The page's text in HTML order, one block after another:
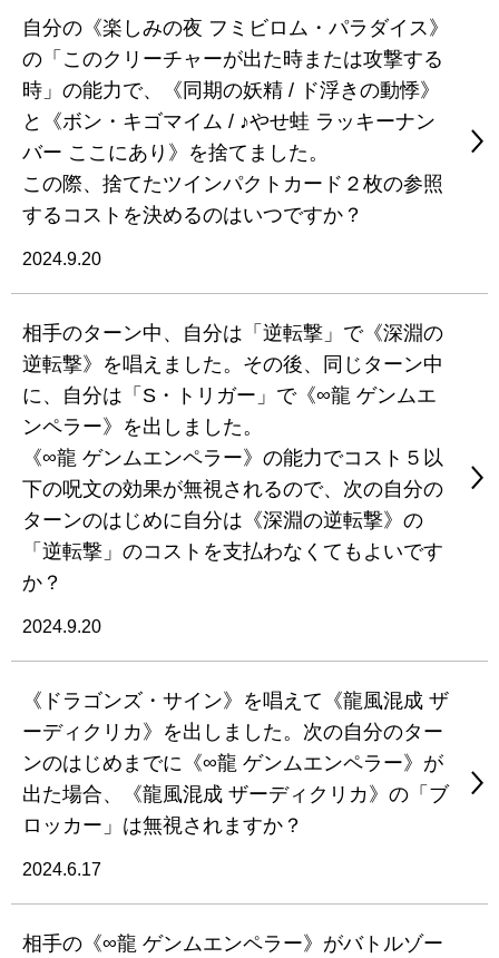
自分の《楽しみの夜 フミビロム・パラダイス》
の「このクリーチャーが出た時または攻撃する
時」の能力で、《同期の妖精 / ド浮きの動悸》
と《ボン・キゴマイム / ♪やせ蛙 ラッキーナン
バー ここにあり》を捨てました。
この際、捨てたツインパクトカード２枚の参照
するコストを決めるのはいつですか？
2024.9.20
相手のターン中、自分は「逆転撃」で《深淵の
逆転撃》を唱えました。その後、同じターン中
に、自分は「S・トリガー」で《∞龍 ゲンムエ
ンペラー》を出しました。
《∞龍 ゲンムエンペラー》の能力でコスト５以
下の呪文の効果が無視されるので、次の自分の
ターンのはじめに自分は《深淵の逆転撃》の
「逆転撃」のコストを支払わなくてもよいです
か？
2024.9.20
《ドラゴンズ・サイン》を唱えて《龍風混成 ザ
ーディクリカ》を出しました。次の自分のター
ンのはじめまでに《∞龍 ゲンムエンペラー》が
出た場合、《龍風混成 ザーディクリカ》の「ブ
ロッカー」は無視されますか？
2024.6.17
相手の《∞龍 ゲンムエンペラー》がバトルゾー